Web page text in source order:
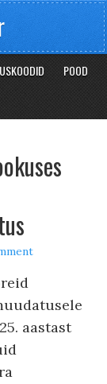
POOD
aastast